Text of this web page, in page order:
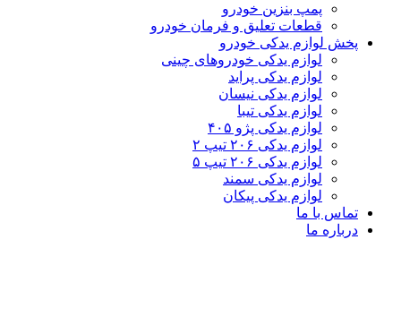
پمپ بنزین خودرو
قطعات تعلیق و فرمان خودرو
پخش لوازم یدکی خودرو
لوازم یدکی خودروهای چینی
لوازم یدکی پراید
لوازم یدکی نیسان
لوازم یدکی تیبا
لوازم یدکی پژو ۴۰۵
لوازم یدکی ۲۰۶ تیپ ۲
لوازم یدکی ۲۰۶ تیپ ۵
لوازم یدکی سمند
لوازم یدکی پیکان
تماس با ما
درباره ما